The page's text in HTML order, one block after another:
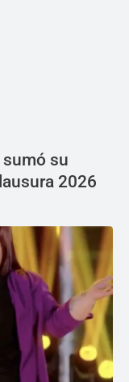
su
2026